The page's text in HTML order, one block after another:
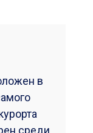
Он
моря.